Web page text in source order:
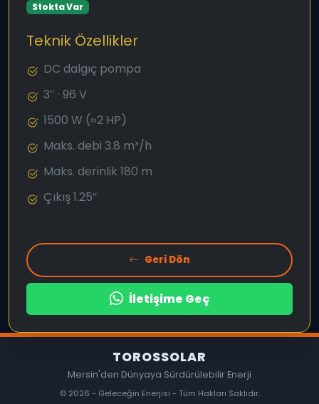
Stokta Var
Teknik Özellikler
DC dalgıç pompa
3″ · 96 V
1500 W (≈2 HP)
Maks. debi 3.8 m³/h
Maks. derinlik 180 m
Çıkış 1.25″
Geri Dön
İletişime Geç
TOROSSOLAR
Mersin'den Dünyaya Sürdürülebilir Enerji
© 2026 - Geleceğin Enerjisi - Tüm Hakları Saklıdır.